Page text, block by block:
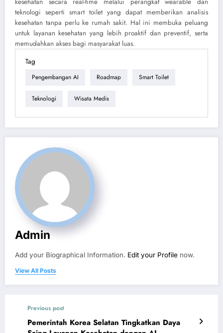
teknologi seperti smart toilet yang dapat memberikan analisis
kesehatan tanpa perlu ke rumah sakit. Hal ini membuka peluang
untuk layanan kesehatan yang lebih proaktif dan preventif, serta
memudahkan akses bagi masyarakat luas.
Tag
Pengembangan AI Roadmap Smart Toilet
Teknologi Wisata Medis
Admin
Add your Biographical Information. Edit your Profile now.
View All Posts
Previous post
Pemerintah Korea Selatan Tingkatkan Daya